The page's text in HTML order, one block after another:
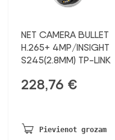
NET CAMERA BULLET
H.265+ 4MP/INSIGHT
S245(2.8MM) TP-LINK
228,76 €
Pievienot grozam